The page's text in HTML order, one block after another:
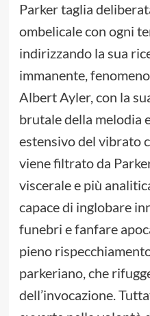
Parker taglia
ombelicale con ogni
indirizzando la sua
immanente,
Albert Ayler, con la
brutale della melodia
estensivo del vibrato
viene filtrato da
viscerale e più
capace di inglobare
funebri e fanfare
pieno
parkeriano, che
dell’invocazione.